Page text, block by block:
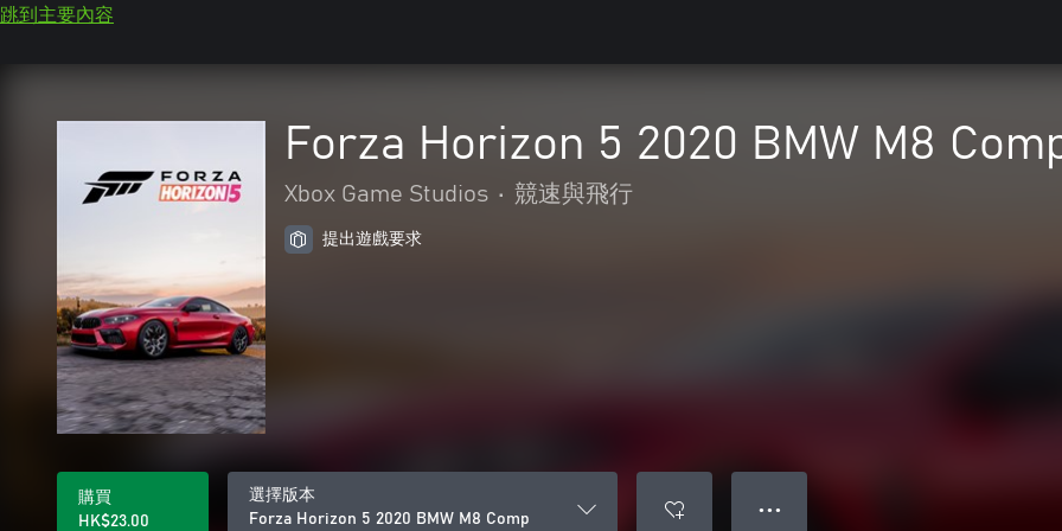
跳到主要內容
Forza Horizon 5 2020 BMW M8
Xbox Game Studios • 競速與飛行
提出遊戲要求
購買
HK$23.00
選擇版本
Forza Horizon 5 2020 BMW M8 Comp
● ● ●